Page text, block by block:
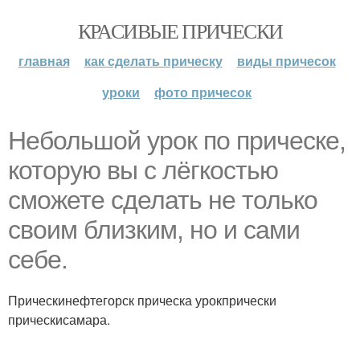
КРАСИВЫЕ ПРИЧЕСКИ
главная как сделать прическу
виды причесок
уроки
фото причесок
Небольшой урок по прическе,
которую вы с лёгкостью
сможете сделать не только
своим близким, но и сами
себе.
Прическинефтегорск прическа урокпрически
прическисамара.